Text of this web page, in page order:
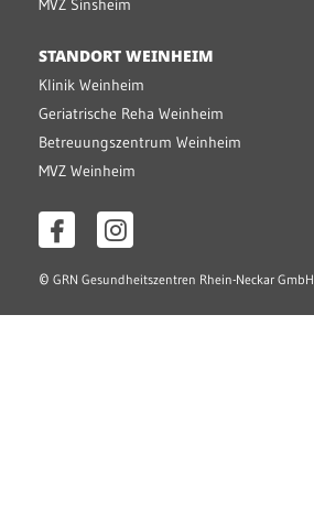
MVZ Sinsheim
STANDORT WEINHEIM
Klinik Weinheim
Geriatrische Reha Weinheim
Betreuungszentrum Weinheim
MVZ Weinheim
© GRN Gesundheitszentren Rhein-Neckar GmbH